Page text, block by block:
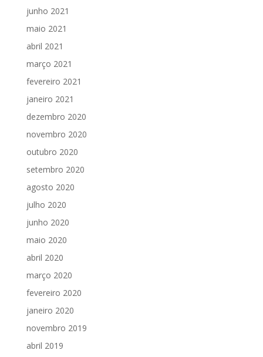
junho 2021
maio 2021
abril 2021
março 2021
fevereiro 2021
janeiro 2021
dezembro 2020
novembro 2020
outubro 2020
setembro 2020
agosto 2020
julho 2020
junho 2020
maio 2020
abril 2020
março 2020
fevereiro 2020
janeiro 2020
novembro 2019
abril 2019